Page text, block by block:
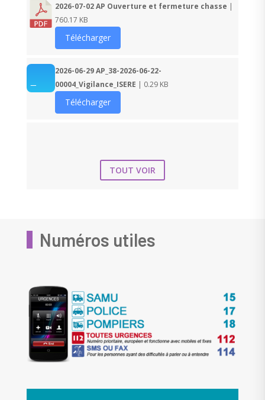
2026-07-02 AP Ouverture et fermeture chasse |
760.17 KB
Télécharger
2026-06-29 AP_38-2026-06-22-
00004_Vigilance_ISERE | 0.29 KB
Télécharger
TOUT VOIR
Numéros utiles